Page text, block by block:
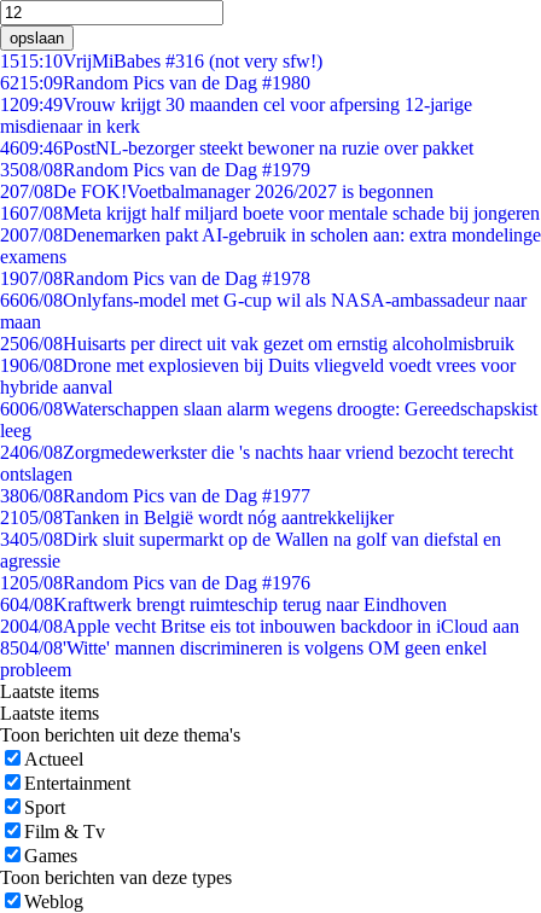
opslaan
1515:10VrijMiBabes #316 (not very sfw!)
6215:09Random Pics van de Dag #1980
1209:49Vrouw krijgt 30 maanden cel voor afpersing 12-jarige
misdienaar in kerk
4609:46PostNL-bezorger steekt bewoner na ruzie over pakket
3508/08Random Pics van de Dag #1979
207/08De FOK!Voetbalmanager 2026/2027 is begonnen
1607/08Meta krijgt half miljard boete voor mentale schade bij jongeren
2007/08Denemarken pakt AI-gebruik in scholen aan: extra mondelinge
examens
1907/08Random Pics van de Dag #1978
6606/08Onlyfans-model met G-cup wil als NASA-ambassadeur naar
maan
2506/08Huisarts per direct uit vak gezet om ernstig alcoholmisbruik
1906/08Drone met explosieven bij Duits vliegveld voedt vrees voor
hybride aanval
6006/08Waterschappen slaan alarm wegens droogte: Gereedschapskist
leeg
2406/08Zorgmedewerkster die 's nachts haar vriend bezocht terecht
ontslagen
3806/08Random Pics van de Dag #1977
2105/08Tanken in België wordt nóg aantrekkelijker
3405/08Dirk sluit supermarkt op de Wallen na golf van diefstal en
agressie
1205/08Random Pics van de Dag #1976
604/08Kraftwerk brengt ruimteschip terug naar Eindhoven
2004/08Apple vecht Britse eis tot inbouwen backdoor in iCloud aan
8504/08'Witte' mannen discrimineren is volgens OM geen enkel
probleem
Laatste items
Laatste items
Toon berichten uit deze thema's
Actueel
Entertainment
Sport
Film & Tv
Games
Toon berichten van deze types
Weblog